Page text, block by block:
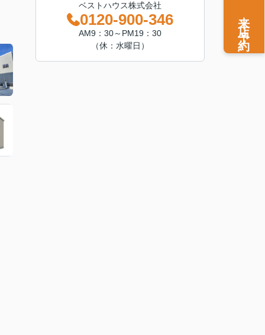
ベストハウス株式会社
0120-900-346
AM9：30～PM19：30
（休：水曜日）
来店予約